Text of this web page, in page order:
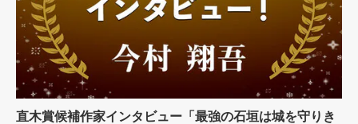
直木賞候補作家インタビュー「最強の石垣は城を守りき